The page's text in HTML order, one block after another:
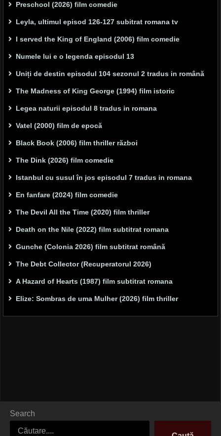
Preschool (2026) film comedie
Leyla, ultimul episod 126-127 subitrat romana tv
I served the King of England (2006) film comedie
Numele lui e o legenda episodul 13
Uniți de destin episodul 104 sezonul 2 tradus in română
The Madness of King George (1994) film istoric
Legea naturii episodul 8 tradus in romana
Vatel (2000) film de epocă
Black Book (2006) film thriller război
The Dink (2026) film comedie
Istanbul cu susul în jos episodul 7 tradus in romana
En fanfare (2024) film comedie
The Devil All the Time (2020) film thriller
Death on the Nile (2022) film subtitrat romana
Gunche (Colonia 2026) film subtitrat română
The Debt Collector (Recuperatorul 2026)
A Hazard of Hearts (1987) film subtitrat romana
Elize: Sombras de uma Mulher (2026) film thriller
Search